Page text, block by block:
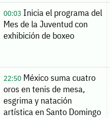
00:03 Inicia el programa del
Mes de la Juventud con
exhibición de boxeo
22:50México suma cuatro
oros en tenis de mesa,
esgrima y natación
artística en Santo Domingo